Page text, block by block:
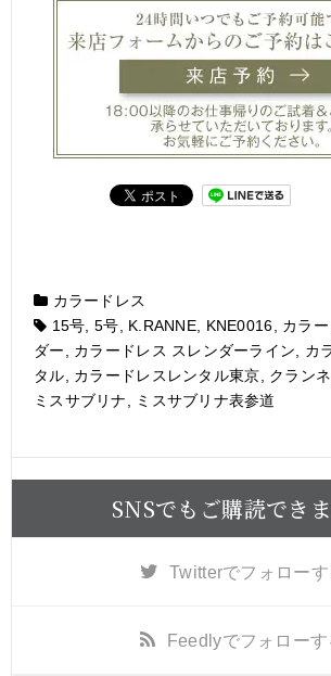
カラードレス
15号 5号 K.RANNE KNE0016
カラ
ダー
カラードレス スレンダーライン
カ
タル
カラードレスレンタル東京 クランネ
ミスサブリナ
ミスサブリナ表参道
SNSでもご購読できま
Twitterでフォローす
Feedlyでフォローす